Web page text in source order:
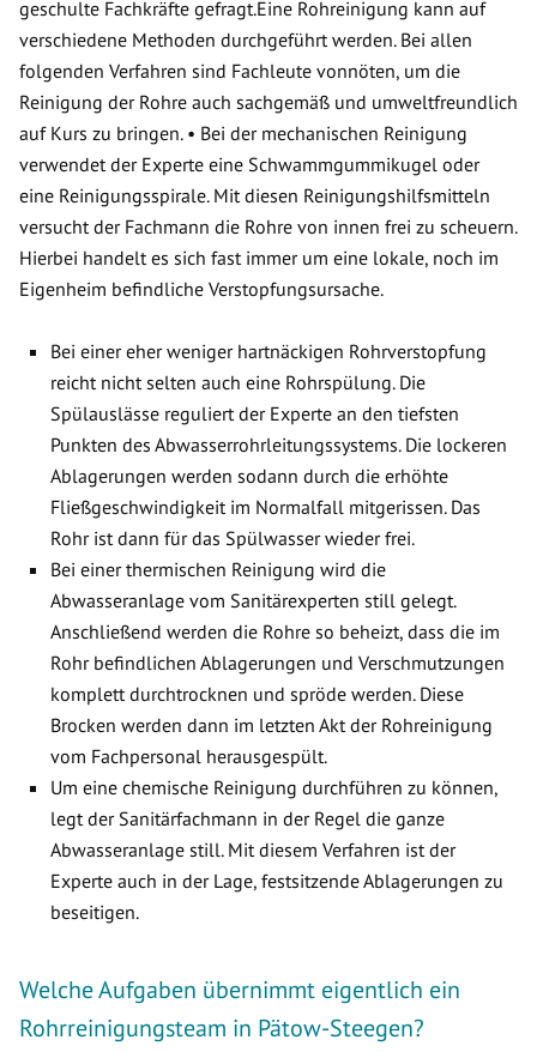
geschulte Fachkräfte gefragt.Eine Rohreinigung kann auf
verschiedene Methoden durchgeführt werden. Bei allen
folgenden Verfahren sind Fachleute vonnöten, um die
Reinigung der Rohre auch sachgemäß und umweltfreundlich
auf Kurs zu bringen. • Bei der mechanischen Reinigung
verwendet der Experte eine Schwammgummikugel oder
eine Reinigungsspirale. Mit diesen Reinigungshilfsmitteln
versucht der Fachmann die Rohre von innen frei zu scheuern.
Hierbei handelt es sich fast immer um eine lokale, noch im
Eigenheim befindliche Verstopfungsursache.
Bei einer eher weniger hartnäckigen Rohrverstopfung
reicht nicht selten auch eine Rohrspülung. Die
Spülauslässe reguliert der Experte an den tiefsten
Punkten des Abwasserrohrleitungssystems. Die lockeren
Ablagerungen werden sodann durch die erhöhte
Fließgeschwindigkeit im Normalfall mitgerissen. Das
Rohr ist dann für das Spülwasser wieder frei.
Bei einer thermischen Reinigung wird die
Abwasseranlage vom Sanitärexperten still gelegt.
Anschließend werden die Rohre so beheizt, dass die im
Rohr befindlichen Ablagerungen und Verschmutzungen
komplett durchtrocknen und spröde werden. Diese
Brocken werden dann im letzten Akt der Rohreinigung
vom Fachpersonal herausgespült.
Um eine chemische Reinigung durchführen zu können,
legt der Sanitärfachmann in der Regel die ganze
Abwasseranlage still. Mit diesem Verfahren ist der
Experte auch in der Lage, festsitzende Ablagerungen zu
beseitigen.
Welche Aufgaben übernimmt eigentlich ein
Rohrreinigungsteam in Pätow-Steegen?